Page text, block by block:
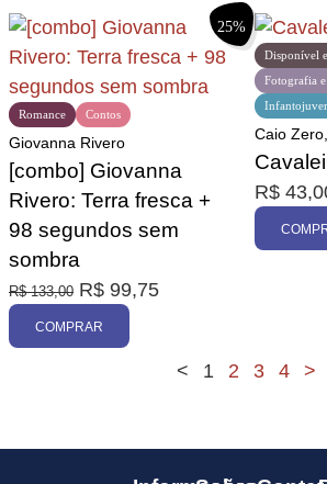
25%
Contos
Romance
Giovanna Rivero
[combo] Giovanna
Rivero: Terra fresca +
98 segundos sem
sombra
R$133,00 R$ 99,75
COMPRAR
Disponível
Fotografia
Caio
R$
< 1 2 3 4 >